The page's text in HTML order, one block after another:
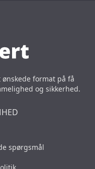
format på få
og sikkerhed.
spørgsmål